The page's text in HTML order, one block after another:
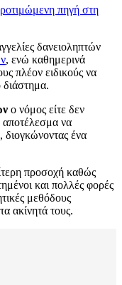
πηγή στη
δανειοληπτών
, ενώ καθημερινά
πλέον ειδικούς να
διάστημα.
ο νόμος είτε δεν
αποτέλεσμα να
, διογκώνοντας ένα
προσοχή καθώς
και πολλές φορές
μεθόδους
ακίνητά τους.